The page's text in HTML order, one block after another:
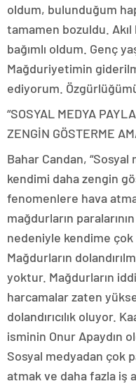
oldum, bulunduğum
tamamen bozuldu.
bağımlı oldum. Genç
Mağduriyetimin
ediyorum.
“SOSYAL MEDYA
ZENGİN GÖSTERME
Bahar Candan,
kendimi daha zengin
fenomenlere hava
mağdurların
nedeniyle kendime
Mağdurların
yoktur. Mağdurların
harcamalar zaten
dolandırıcılık oluyor.
isminin Onur Apaydın
Sosyal medyadan çok
atmak ve daha fazla iş